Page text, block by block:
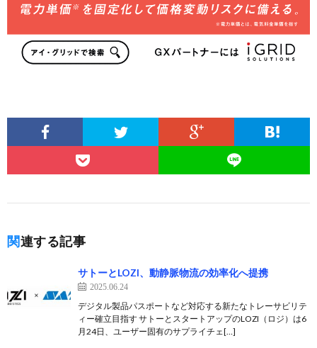
関連する記事
サトーとLOZI、動静脈物流の効率化へ提携
2025.06.24
デジタル製品パスポートなど対応する新たなトレーサビリテ
ィー確立目指す サトーとスタートアップのLOZI（ロジ）は6
月24日、ユーザー固有のサプライチェ[…]